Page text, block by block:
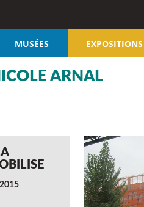
MUSÉES EXPOSITIONS
ARNAL